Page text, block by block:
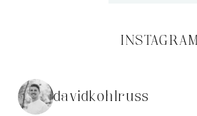
INSTAGRAM
davidkohlruss